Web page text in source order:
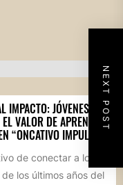
NEXT POST
IMPACTO: JÓVENES,
VALOR DE APRENDER
“ONCATIVO IMPULSA”
de conectar a los
los últimos años del